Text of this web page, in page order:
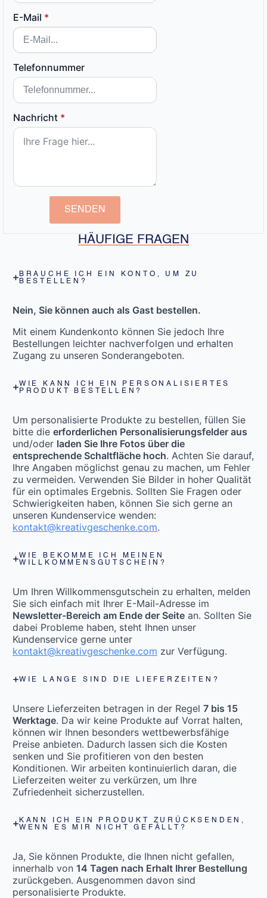
E-Mail *
Telefonnummer
Nachricht *
SENDEN
HÄUFIGE FRAGEN
BRAUCHE ICH EIN KONTO, UM ZU
BESTELLEN?
Nein, Sie können auch als Gast bestellen.
Mit einem Kundenkonto können Sie jedoch Ihre
Bestellungen leichter nachverfolgen und erhalten
Zugang zu unseren Sonderangeboten.
WIE KANN ICH EIN PERSONALISIERTES
PRODUKT BESTELLEN?
Um personalisierte Produkte zu bestellen, füllen Sie
bitte die erforderlichen Personalisierungsfelder aus
und/oder laden Sie Ihre Fotos über die
entsprechende Schaltfläche hoch. Achten Sie darauf,
Ihre Angaben möglichst genau zu machen, um Fehler
zu vermeiden. Verwenden Sie Bilder in hoher Qualität
für ein optimales Ergebnis. Sollten Sie Fragen oder
Schwierigkeiten haben, können Sie sich gerne an
unseren Kundenservice wenden:
kontakt@kreativgeschenke.com.
WIE BEKOMME ICH MEINEN
WILLKOMMENSGUTSCHEIN?
Um Ihren Willkommensgutschein zu erhalten, melden
Sie sich einfach mit Ihrer E-Mail-Adresse im
Newsletter-Bereich am Ende der Seite an. Sollten Sie
dabei Probleme haben, steht Ihnen unser
Kundenservice gerne unter
kontakt@kreativgeschenke.com zur Verfügung.
WIE LANGE SIND DIE LIEFERZEITEN?
Unsere Lieferzeiten betragen in der Regel 7 bis 15
Werktage. Da wir keine Produkte auf Vorrat halten,
können wir Ihnen besonders wettbewerbsfähige
Preise anbieten. Dadurch lassen sich die Kosten
senken und Sie profitieren von den besten
Konditionen. Wir arbeiten kontinuierlich daran, die
Lieferzeiten weiter zu verkürzen, um Ihre
Zufriedenheit sicherzustellen.
KANN ICH EIN PRODUKT ZURÜCKSENDEN,
WENN ES MIR NICHT GEFÄLLT?
Ja, Sie können Produkte, die Ihnen nicht gefallen,
innerhalb von 14 Tagen nach Erhalt Ihrer Bestellung
zurückgeben. Ausgenommen davon sind
personalisierte Produkte.